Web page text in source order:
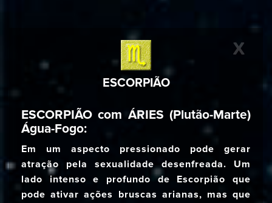
X
ESCORPIÃO
ESCORPIÃO com ÁRIES (Plutão-Marte)
Água-Fogo:
Em um aspecto pressionado pode gerar
atração pela sexualidade desenfreada. Um
lado intenso e profundo de Escorpião que
pode ativar ações bruscas arianas, mas que